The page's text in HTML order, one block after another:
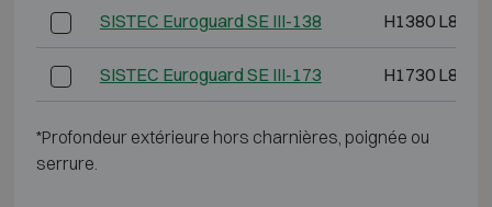
SISTEC Euroguard SE III-138 H1380 L825
SISTEC Euroguard SE III-173 H1730 L825
*Profondeur extérieure hors charnières, poignée ou
serrure.